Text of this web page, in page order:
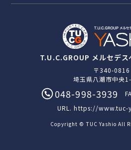
T.U.C.GROUP メルセデ
〒340-0816
埼玉県八潮市中央
048-998-3939
URL.https://www.tuc-
Copyright © TUC Yashio All